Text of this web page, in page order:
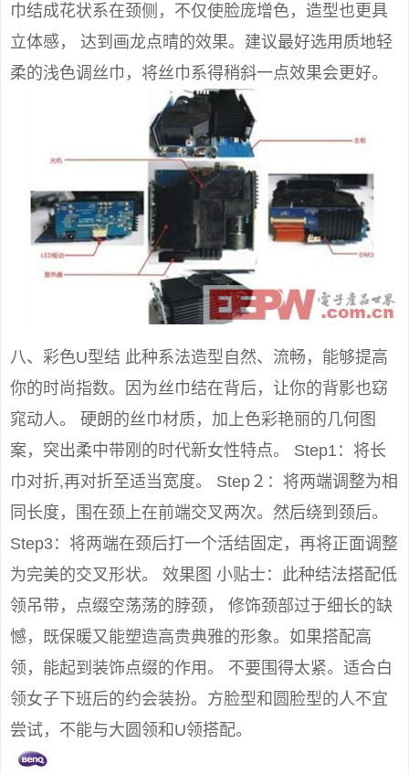
巾结成花状系在颈侧，不仅使脸庞增色，造型也更具
立体感， 达到画龙点晴的效果。建议最好选用质地轻
柔的浅色调丝巾，将丝巾系得稍斜一点效果会更好。
八、彩色U型结 此种系法造型自然、流畅，能够提高
你的时尚指数。因为丝巾结在背后，让你的背影也窈
窕动人。 硬朗的丝巾材质，加上色彩艳丽的几何图
案，突出柔中带刚的时代新女性特点。 Step1：将长
巾对折,再对折至适当宽度。 Step２：将两端调整为相
同长度，围在颈上在前端交叉两次。然后绕到颈后。
Step3：将两端在颈后打一个活结固定，再将正面调整
为完美的交叉形状。 效果图 小贴士：此种结法搭配低
领吊带，点缀空荡荡的脖颈， 修饰颈部过于细长的缺
憾，既保暖又能塑造高贵典雅的形象。如果搭配高
领，能起到装饰点缀的作用。 不要围得太紧。适合白
领女子下班后的约会装扮。方脸型和圆脸型的人不宜
尝试，不能与大圆领和U领搭配。